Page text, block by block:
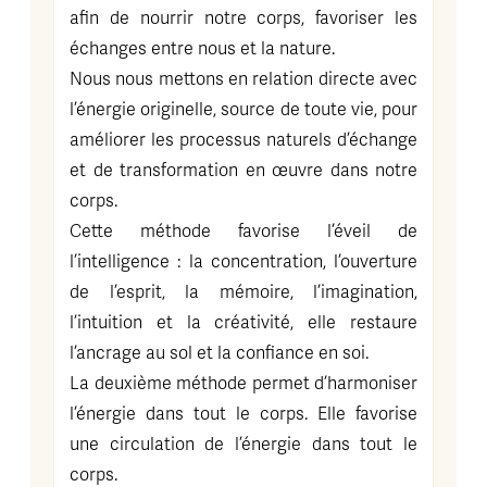
afin de nourrir notre corps, favoriser les
échanges entre nous et la nature.
Nous nous mettons en relation directe avec
l’énergie originelle, source de toute vie, pour
améliorer les processus naturels d’échange
et de transformation en œuvre dans notre
corps.
Cette méthode favorise l’éveil de
l’intelligence : la concentration, l’ouverture
de l’esprit, la mémoire, l’imagination,
l’intuition et la créativité, elle restaure
l’ancrage au sol et la confiance en soi.
La deuxième méthode permet d’harmoniser
l’énergie dans tout le corps. Elle favorise
une circulation de l’énergie dans tout le
corps.